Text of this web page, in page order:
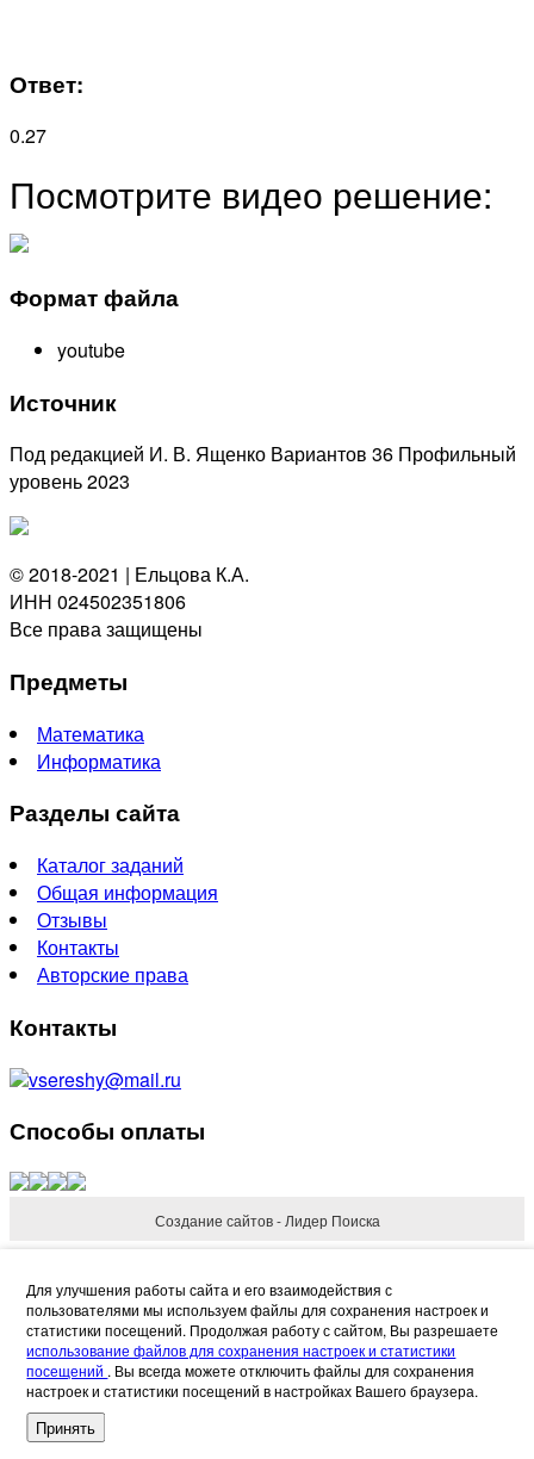
Ответ:
0.27
Посмотрите видео решение:
Формат файла
youtube
Источник
Под редакцией И. В. Ященко Вариантов 36 Профильный
уровень 2023
© 2018-2021 | Ельцова К.А.
ИНН 024502351806
Все права защищены
Предметы
Математика
Информатика
Разделы сайта
Каталог заданий
Общая информация
Отзывы
Контакты
Авторские права
Контакты
vsereshy@mail.ru
Способы оплаты
Создание сайтов - Лидер Поиска
Refund Reason
Request Refund
Для улучшения работы сайта и его взаимодействия с
пользователями мы используем файлы для сохранения настроек и
статистики посещений. Продолжая работу с сайтом, Вы разрешаете
использование файлов для сохранения настроек и статистики
посещений . Вы всегда можете отключить файлы для сохранения
настроек и статистики посещений в настройках Вашего браузера.
Принять